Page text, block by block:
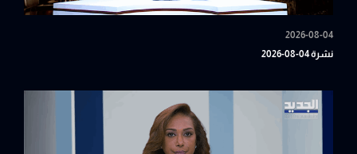
2026-08-04
نشرة 04-08-2026